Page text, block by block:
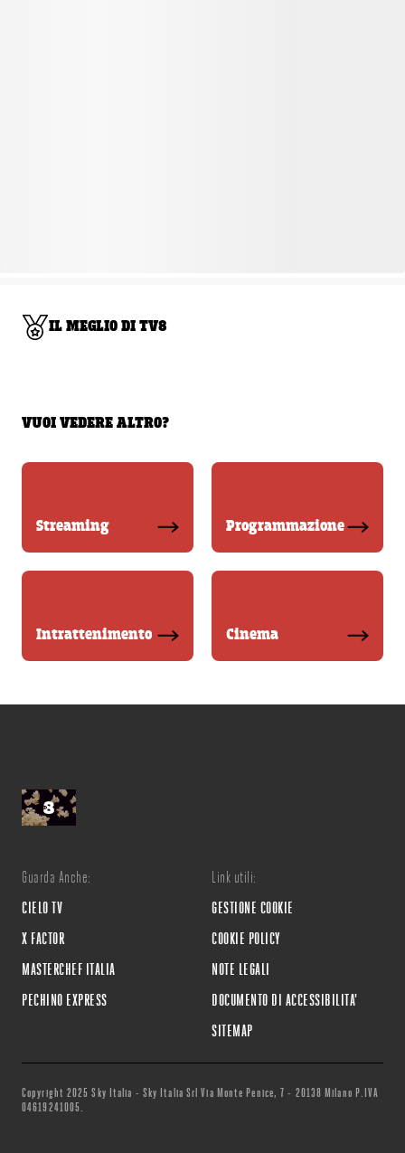
IL MEGLIO DI TV8
VUOI VEDERE ALTRO?
Streaming Programmazione
Intrattenimento Cinema
Guarda Anche:
CIELO TV
X FACTOR
MASTERCHEF ITALIA
PECHINO EXPRESS
Link utili:
GESTIONE COOKIE
COOKIE POLICY
NOTE LEGALI
DOCUMENTO DI ACCESSIBILITA'
SITEMAP
Copyright 2025 Sky Italia - Sky Italia Srl Via Monte Penice, 7 - 20138 Milano P.IVA
04619241005.